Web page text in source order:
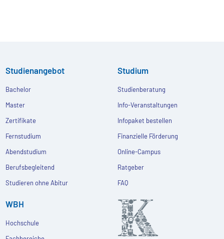
Studienangebot
Bachelor
Master
Zertifikate
Fernstudium
Abendstudium
Berufsbegleitend
Studieren ohne Abitur
Studium
Studienberatung
Info-Veranstaltungen
Infopaket bestellen
Finanzielle Förderung
Online-Campus
Ratgeber
FAQ
WBH
Hochschule